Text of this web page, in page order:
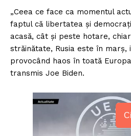
„Ceea ce face ca momentul
faptul că libertatea și
acasă, cât și peste hotare,
străinătate, Rusia este în marș,
provocând haos în toată
transmis Joe Biden.